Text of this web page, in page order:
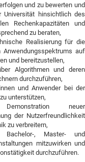
und zu bewerten und
Universität hinsichtlich des
Rechenkapazitäten und
zu beraten,
Realisierung für die
auf
und bereitzustellen,
Algorithmen und deren
durchzuführen,
und Anwender bei der
unterstützen,
neuer
der Nutzerfreundlichkeit
zu verbreitern,
Bachelor-, Master- und
mitzuwirken und
durchzuführen.